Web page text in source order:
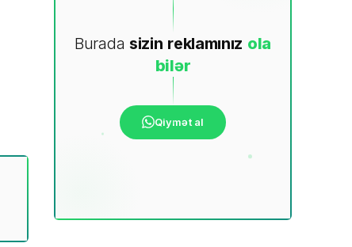
Burada sizin reklamınız ola
bilər
Qiymət al